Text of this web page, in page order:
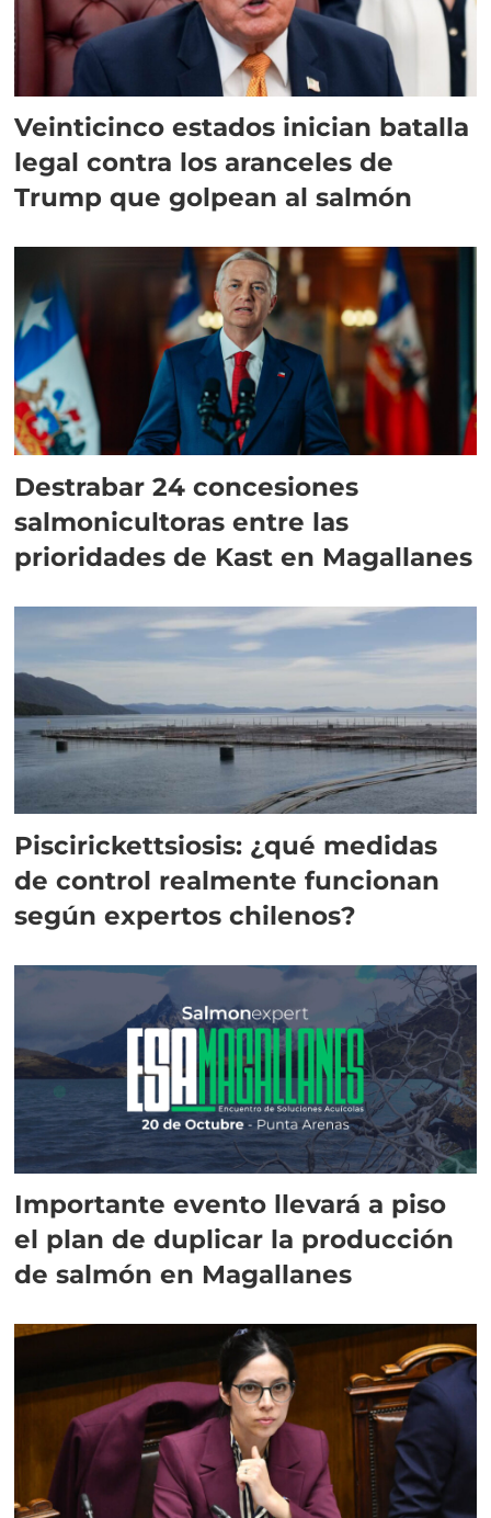
Veinticinco estados inician batalla
legal contra los aranceles de
Trump que golpean al salmón
Destrabar 24 concesiones
salmonicultoras entre las
prioridades de Kast en Magallanes
Piscirickettsiosis: ¿qué medidas
de control realmente funcionan
según expertos chilenos?
Importante evento llevará a piso
el plan de duplicar la producción
de salmón en Magallanes